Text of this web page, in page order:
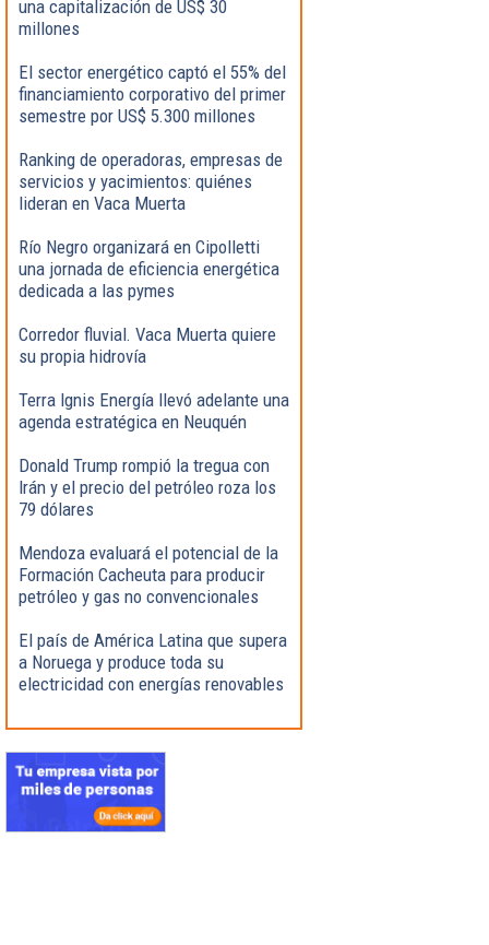
una capitalización de US$ 30
millones
El sector energético captó el 55% del
financiamiento corporativo del primer
semestre por US$ 5.300 millones
Ranking de operadoras, empresas de
servicios y yacimientos: quiénes
lideran en Vaca Muerta
Río Negro organizará en Cipolletti
una jornada de eficiencia energética
dedicada a las pymes
Corredor fluvial. Vaca Muerta quiere
su propia hidrovía
Terra Ignis Energía llevó adelante una
agenda estratégica en Neuquén
Donald Trump rompió la tregua con
Irán y el precio del petróleo roza los
79 dólares
Mendoza evaluará el potencial de la
Formación Cacheuta para producir
petróleo y gas no convencionales
El país de América Latina que supera
a Noruega y produce toda su
electricidad con energías renovables